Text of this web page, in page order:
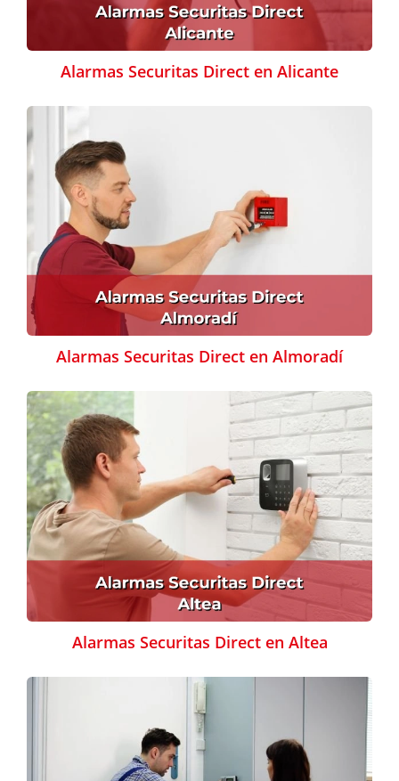
Alarmas Securitas Direct en Alicante
Alarmas Securitas Direct en Almoradí
Alarmas Securitas Direct en Altea